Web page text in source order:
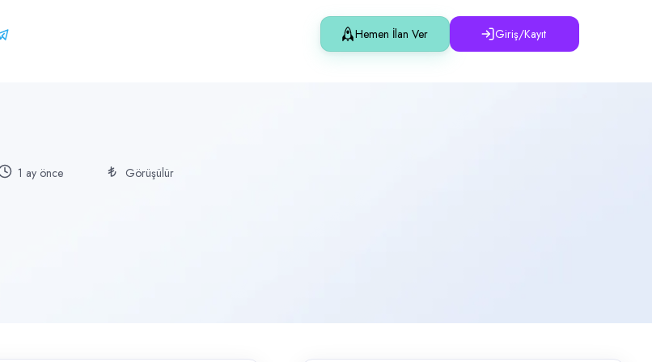
Hemen İlan Ver Giriş/Kayıt
1 ay önce Görüşülür